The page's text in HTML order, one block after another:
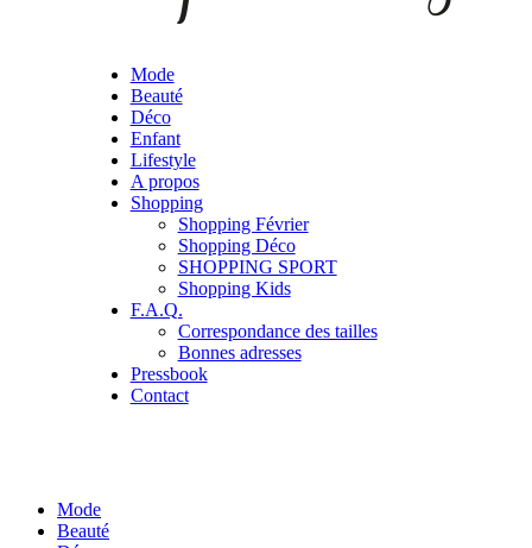
Mode
Beauté
Déco
Enfant
Lifestyle
A propos
Shopping
Shopping Février
Shopping Déco
SHOPPING SPORT
Shopping Kids
F.A.Q.
Correspondance des tailles
Bonnes adresses
Pressbook
Contact
Mode
Beauté